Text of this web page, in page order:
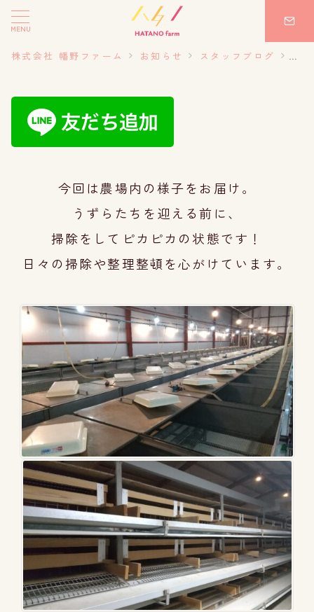
MENU
株式会社 幡野ファーム お知らせ スタッフブログ
今回は農場内の様子をお届け。
うずらたちを迎える前に、
掃除をしてピカピカの状態です！
日々の掃除や整理整頓を心がけています。